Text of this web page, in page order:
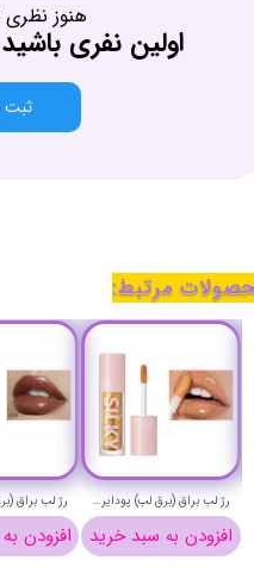
هنوز
اولین نفری
ثبت
افزودن
رژ لب براق (برق لب) پودایر شماره 15 - Pudaier silky lip gloss 15
افزودن به سبد خرید
مرتبط: